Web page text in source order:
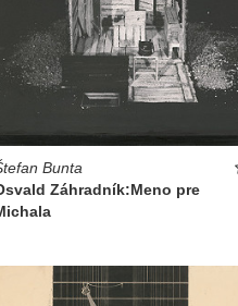
Bunta
Záhradník:Meno pre